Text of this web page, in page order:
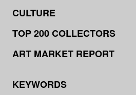
CULTURE
TOP 200 COLLECTORS
ART MARKET REPORT
KEYWORDS